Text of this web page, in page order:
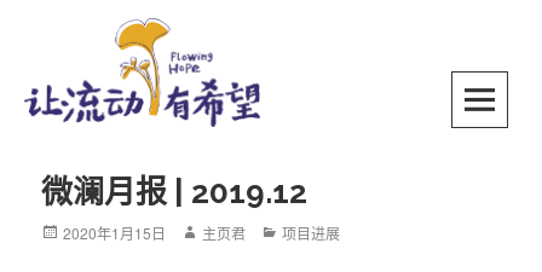
微澜月报 | 2019.12
Posted
2020年1月15日 Author
主页君 Categories
项目进展